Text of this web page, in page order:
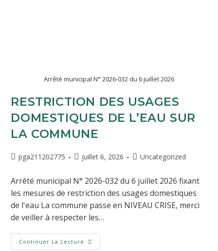
Arrêté municipal N° 2026-032 du 6 juillet 2026
RESTRICTION DES USAGES
DOMESTIQUES DE L’EAU SUR
LA COMMUNE
pga211202775 juillet 6, 2026 Uncategorized
Arrêté municipal N° 2026-032 du 6 juillet 2026 fixant
les mesures de restriction des usages domestiques
de l'eau La commune passe en NIVEAU CRISE, merci
de veiller à respecter les…
Continuer La Lecture